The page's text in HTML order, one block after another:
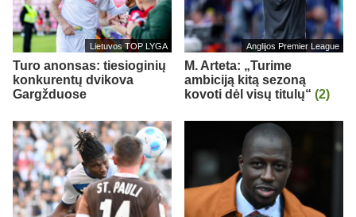
Lietuvos TOP LYGA
Turo anonsas: tiesioginių
konkurentų dvikova
Gargžduose
Anglijos Premier League
M. Arteta: „Turime
ambiciją kitą sezoną
kovoti dėl visų titulų“ (2)